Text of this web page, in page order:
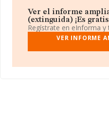
La sociedad española Sealia
se encuentra en Grupo
Vizcaya, País Vasco.
En relación con el sector y
facturación en el ámbito
con la información de la
Ver el informe
(extinguida) ¡Es
Regístrate en eInforma
VER INFORME